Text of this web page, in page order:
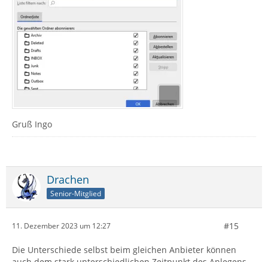
Gruß Ingo
Drachen
Senior-Mitglied
11. Dezember 2023 um 12:27 #15
Die Unterschiede selbst beim gleichen Anbieter können